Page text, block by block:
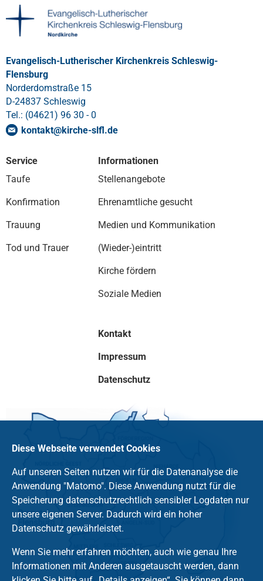
Evangelisch-Lutherischer Kirchenkreis Schleswig-
Flensburg
Norderdomstraße 15
D-24837 Schleswig
Tel.: (04621) 96 30 - 0
kontakt@kirche-slfl.de
Service
Taufe
Konfirmation
Trauung
Tod und Trauer
Informationen
Stellenangebote
Ehrenamtliche gesucht
Medien und Kommunikation
(Wieder-)eintritt
Kirche fördern
Soziale Medien
Kontakt
Impressum
Datenschutz
Diese Webseite verwendet Cookies
Auf unseren Seiten nutzen wir für die Datenanalyse die
Anwendung "Matomo". Diese Anwendung nutzt für die
Speicherung datenschutzrechtlich sensibler Logdaten nur
unsere eigenen Server. Dadurch wird ein hoher
Datenschutz gewährleistet.
Wenn Sie mehr erfahren möchten, auch wie genau Ihre
Informationen mit Anderen ausgetauscht werden, dann